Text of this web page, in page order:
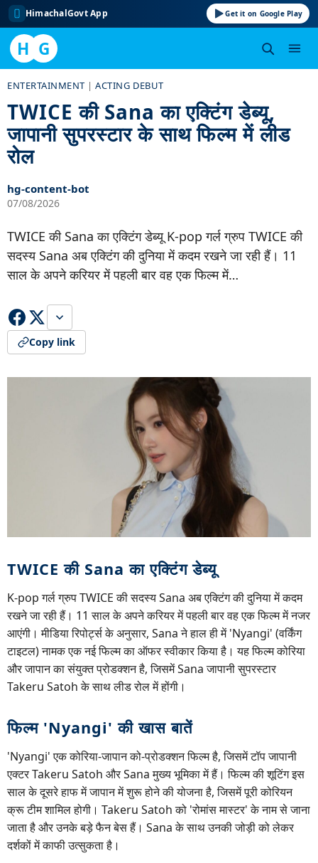
HimachalGovt App Get it on Google Play
H G
content
ENTERTAINMENT |ACTING DEBUT
TWICE की Sana का एक्टिंग डेब्यू,
जापानी सुपरस्टार के साथ फिल्म में लीड
रोल
hg-content-bot
07/08/2026
TWICE की Sana का एक्टिंग डेब्यू K-pop गर्ल ग्रुप TWICE की
सदस्य Sana अब एक्टिंग की दुनिया में कदम रखने जा रही हैं। 11
साल के अपने करियर में पहली बार वह एक फिल्म में…
Copy link
TWICE की Sana का एक्टिंग डेब्यू
K-pop गर्ल ग्रुप TWICE की सदस्य Sana अब एक्टिंग की दुनिया में कदम
रखने जा रही हैं। 11 साल के अपने करियर में पहली बार वह एक फिल्म में नजर
आएंगी। मीडिया रिपोर्ट्स के अनुसार, Sana ने हाल ही में 'Nyangi' (वर्किंग
टाइटल) नामक एक नई फिल्म का ऑफर स्वीकार किया है। यह फिल्म कोरिया
और जापान का संयुक्त प्रोडक्शन है, जिसमें Sana जापानी सुपरस्टार
Takeru Satoh के साथ लीड रोल में होंगी।
फिल्म 'Nyangi' की खास बातें
'Nyangi' एक कोरिया-जापान को-प्रोडक्शन फिल्म है, जिसमें टॉप जापानी
एक्टर Takeru Satoh और Sana मुख्य भूमिका में हैं। फिल्म की शूटिंग इस
साल के दूसरे हाफ में जापान में शुरू होने की योजना है, जिसमें पूरी कोरियन
क्रू टीम शामिल होगी। Takeru Satoh को 'रोमांस मास्टर' के नाम से जाना
जाता है और उनके बड़े फैन बेस हैं। Sana के साथ उनकी जोड़ी को लेकर
दर्शकों में काफी उत्सुकता है।